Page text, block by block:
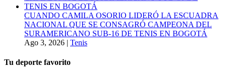
CUANDO CAMILA OSORIO LIDERÓ LA ESCUADRA
NACIONAL QUE SE CONSAGRÓ CAMPEONA DEL
SURAMERICANO SUB-16 DE TENIS EN BOGOTÁ
Ago 3, 2026 | Tenis
Tu deporte favorito